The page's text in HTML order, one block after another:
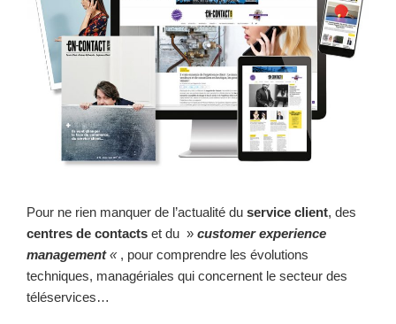
Pour ne rien manquer de l’actualité du service client, des
centres de contacts et du » customer experience
management« , pour comprendre les évolutions
techniques, managériales qui concernent le secteur des
téléservices…